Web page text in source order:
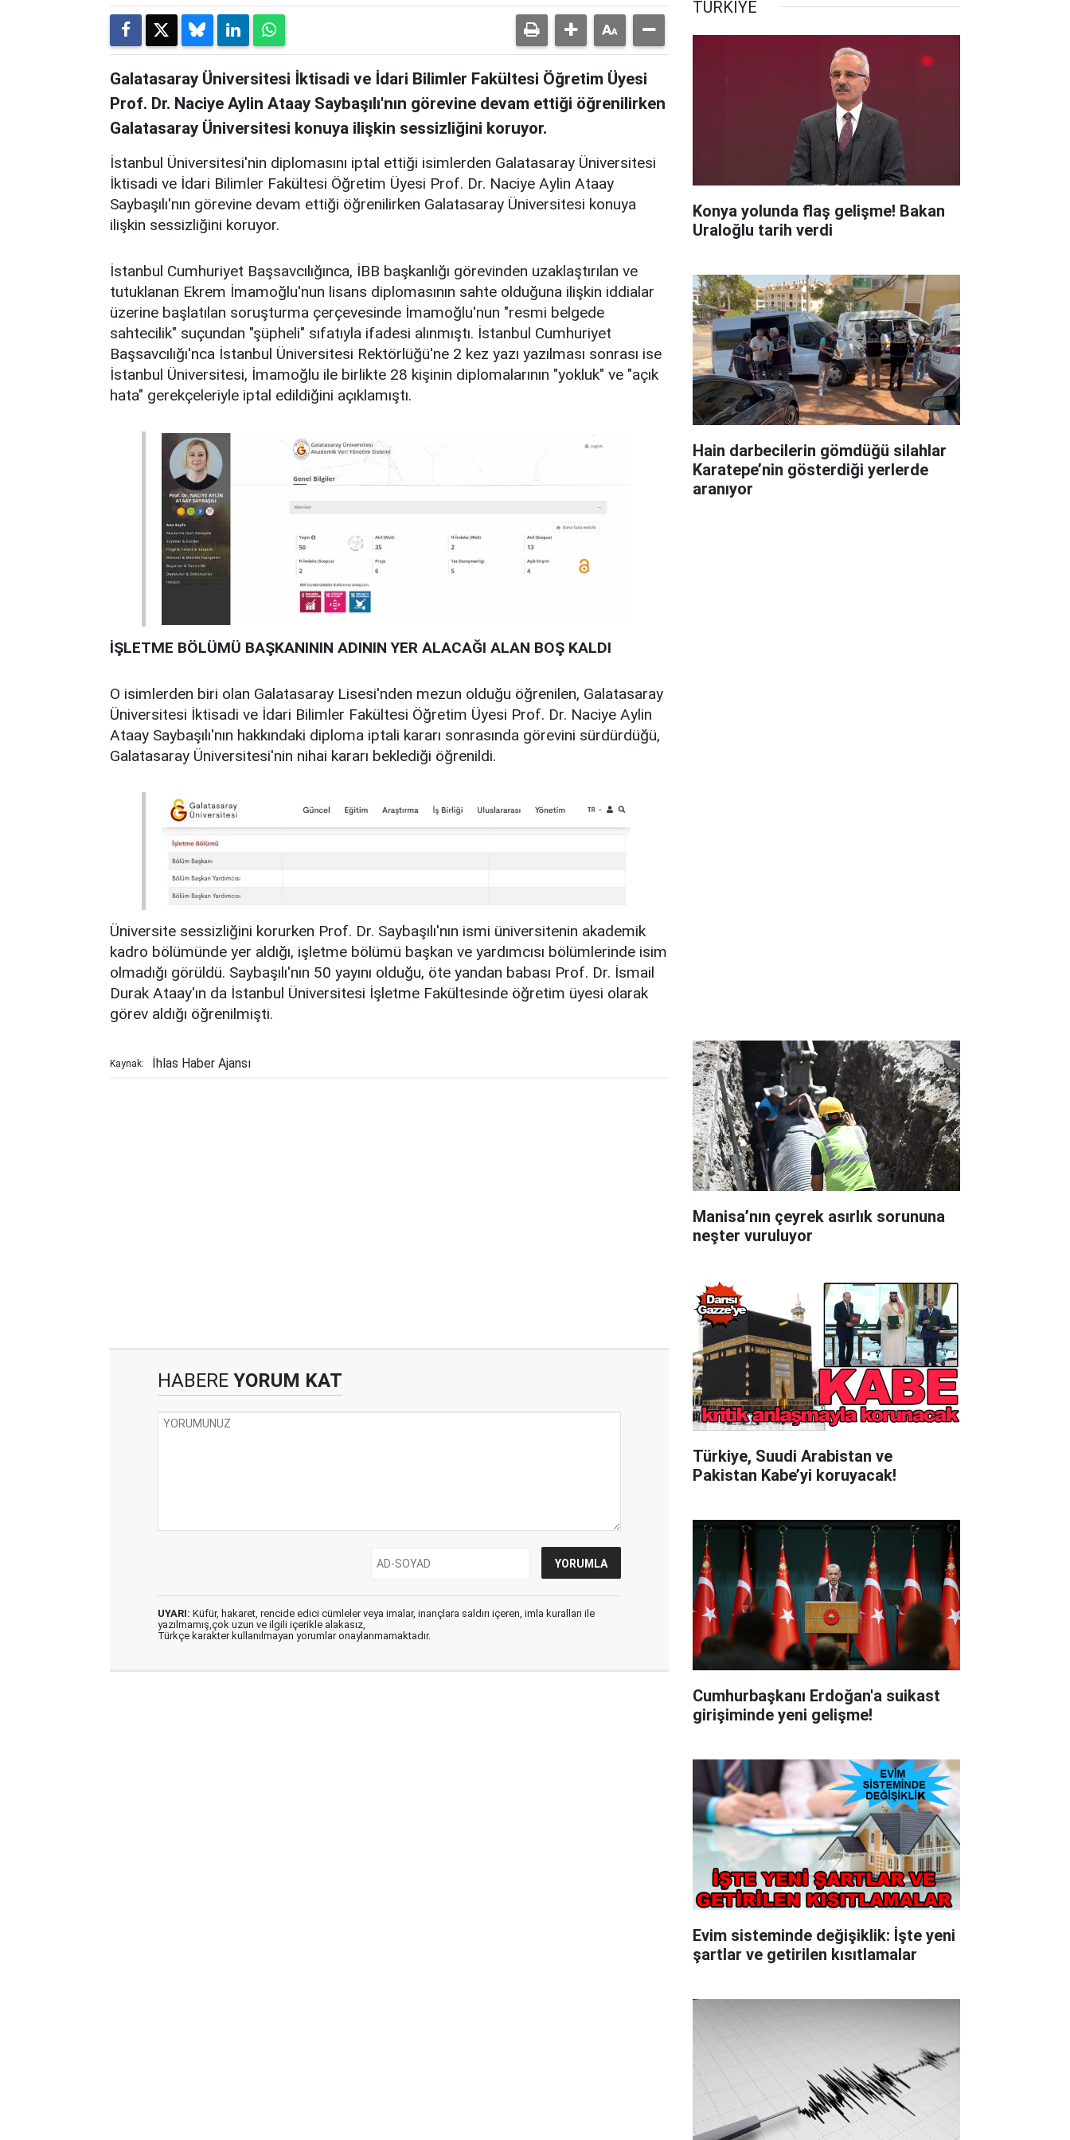
Galatasaray Üniversitesi İktisadi ve İdari Bilimler Fakültesi Öğretim Üyesi
Prof. Dr. Naciye Aylin Ataay Saybaşılı'nın görevine devam ettiği öğrenilirken
Galatasaray Üniversitesi konuya ilişkin sessizliğini koruyor.
İstanbul Üniversitesi'nin diplomasını iptal ettiği isimlerden Galatasaray Üniversitesi
İktisadi ve İdari Bilimler Fakültesi Öğretim Üyesi Prof. Dr. Naciye Aylin Ataay
Saybaşılı'nın görevine devam ettiği öğrenilirken Galatasaray Üniversitesi konuya
ilişkin sessizliğini koruyor.
İstanbul Cumhuriyet Başsavcılığınca, İBB başkanlığı görevinden uzaklaştırılan ve
tutuklanan Ekrem İmamoğlu'nun lisans diplomasının sahte olduğuna ilişkin iddialar
üzerine başlatılan soruşturma çerçevesinde İmamoğlu'nun "resmi belgede
sahtecilik" suçundan "şüpheli" sıfatıyla ifadesi alınmıştı. İstanbul Cumhuriyet
Başsavcılığı'nca İstanbul Üniversitesi Rektörlüğü'ne 2 kez yazı yazılması sonrası ise
İstanbul Üniversitesi, İmamoğlu ile birlikte 28 kişinin diplomalarının "yokluk" ve "açık
hata" gerekçeleriyle iptal edildiğini açıklamıştı.
İŞLETME BÖLÜMÜ BAŞKANININ ADININ YER ALACAĞI ALAN BOŞ KALDI
O isimlerden biri olan Galatasaray Lisesi'nden mezun olduğu öğrenilen, Galatasaray
Üniversitesi İktisadi ve İdari Bilimler Fakültesi Öğretim Üyesi Prof. Dr. Naciye Aylin
Ataay Saybaşılı'nın hakkındaki diploma iptali kararı sonrasında görevini sürdürdüğü,
Galatasaray Üniversitesi'nin nihai kararı beklediği öğrenildi.
Üniversite sessizliğini korurken Prof. Dr. Saybaşılı'nın ismi üniversitenin akademik
kadro bölümünde yer aldığı, işletme bölümü başkan ve yardımcısı bölümlerinde isim
olmadığı görüldü. Saybaşılı'nın 50 yayını olduğu, öte yandan babası Prof. Dr. İsmail
Durak Ataay'ın da İstanbul Üniversitesi İşletme Fakültesinde öğretim üyesi olarak
görev aldığı öğrenilmişti.
Kaynak: İhlas Haber Ajansı
HABERE YORUM KAT
UYARI: Küfür, hakaret, rencide edici cümleler veya imalar, inançlara saldırı içeren, imla kuralları ile
yazılmamış,çok uzun ve ilgili içerikle alakasız,
Türkçe karakter kullanılmayan yorumlar onaylanmamaktadır.
TÜRKİYE
Konya yolunda flaş gelişme! Bakan
Uraloğlu tarih verdi
Hain darbecilerin gömdüğü silahlar
Karatepe’nin gösterdiği yerlerde
aranıyor
Manisa’nın çeyrek asırlık sorununa
neşter vuruluyor
Türkiye, Suudi Arabistan ve
Pakistan Kabe’yi koruyacak!
Cumhurbaşkanı Erdoğan'a suikast
girişiminde yeni gelişme!
Evim sisteminde değişiklik: İşte yeni
şartlar ve getirilen kısıtlamalar